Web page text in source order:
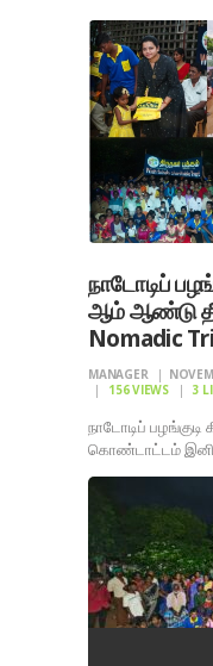
நாடோடிப்
ஆம் ஆண்டு
Nomadic
MANAGER
156VIEWS 3
நாடோடிப் பழங்குடி
கொண்டாட்டம்